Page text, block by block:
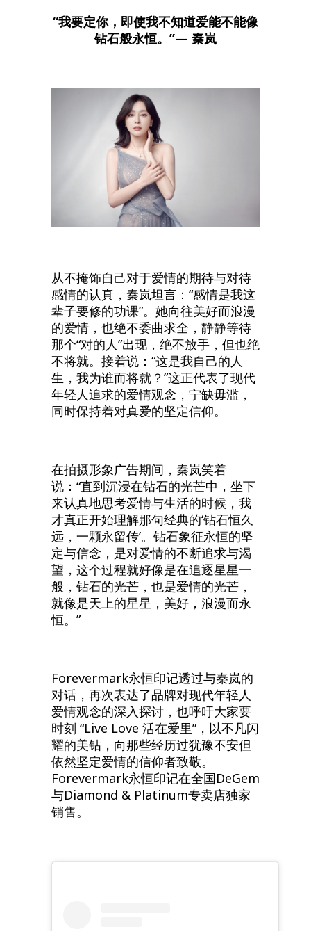
“我要定你，即使我不知道爱能不能像
钻石般永恒。”— 秦岚
从不掩饰自己对于爱情的期待与对待
感情的认真，秦岚坦言：“感情是我这
辈子要修的功课”。她向往美好而浪漫
的爱情，也绝不委曲求全，静静等待
那个“对的人”出现，绝不放手，但也绝
不将就。接着说：“这是我自己的人
生，我为谁而将就？”这正代表了现代
年轻人追求的爱情观念，宁缺毋滥，
同时保持着对真爱的坚定信仰。
在拍摄形象广告期间，秦岚笑着
说：“直到沉浸在钻石的光芒中，坐下
来认真地思考爱情与生活的时候，我
才真正开始理解那句经典的‘钻石恒久
远，一颗永留传’。钻石象征永恒的坚
定与信念，是对爱情的不断追求与渴
望，这个过程就好像是在追逐星星一
般，钻石的光芒，也是爱情的光芒，
就像是天上的星星，美好，浪漫而永
恒。”
Forevermark永恒印记透过与秦岚的
对话，再次表达了品牌对现代年轻人
爱情观念的深入探讨，也呼吁大家要
时刻 “Live Love 活在爱里”，以不凡闪
耀的美钻，向那些经历过犹豫不安但
依然坚定爱情的信仰者致敬。
Forevermark永恒印记在全国DeGem
与Diamond & Platinum专卖店独家
销售。